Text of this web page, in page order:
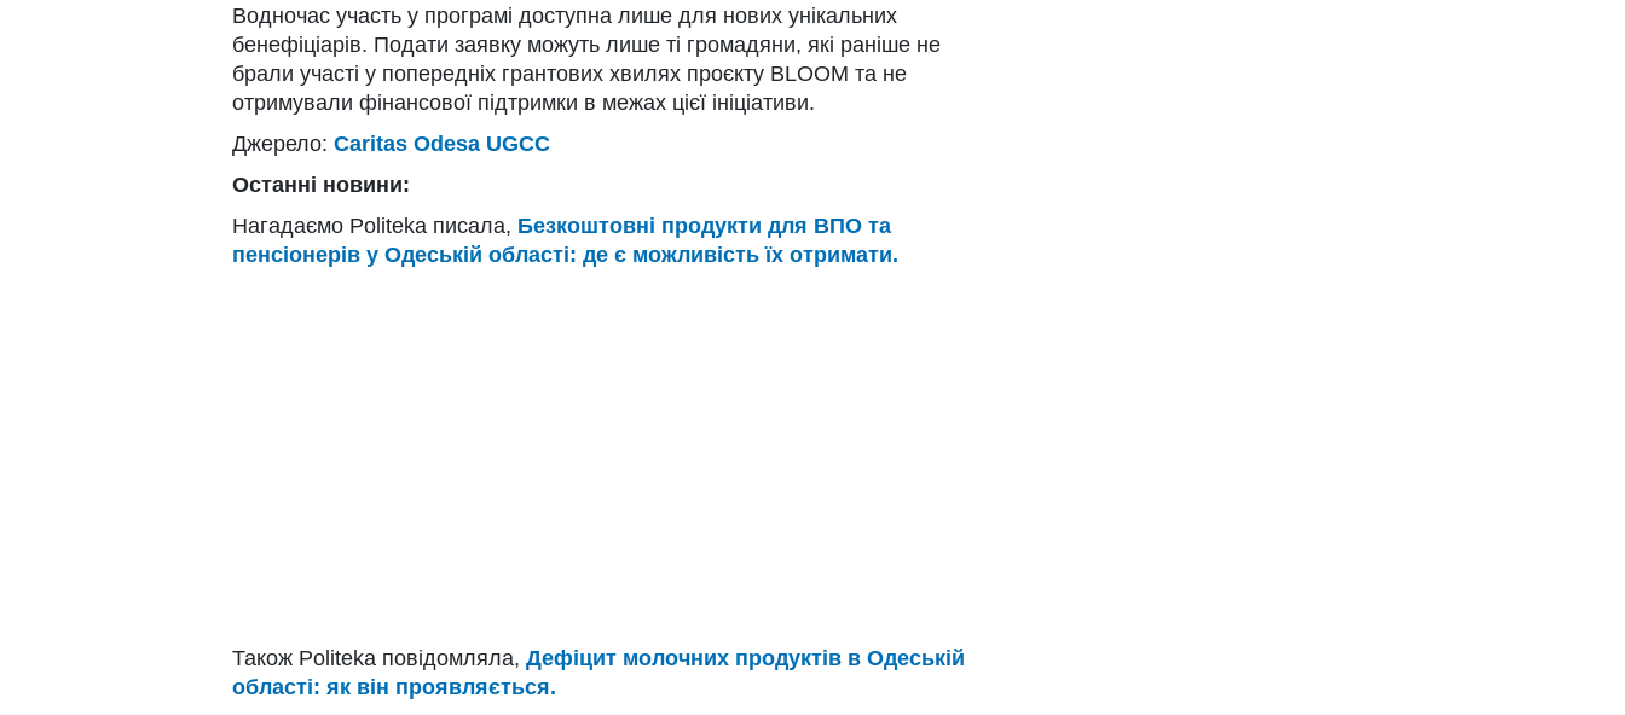
Водночас участь у програмі доступна лише для нових унікальних
бенефіціарів. Подати заявку можуть лише ті громадяни, які раніше не
брали участі у попередніх грантових хвилях проєкту BLOOM та не
отримували фінансової підтримки в межах цієї ініціативи.
Джерело: Caritas Odesa UGCC
Останні новини:
Нагадаємо Politeka писала, Безкоштовні продукти для ВПО та
пенсіонерів у Одеській області: де є можливість їх отримати.
Також Politeka повідомляла, Дефіцит молочних продуктів в Одеській
області: як він проявляється.